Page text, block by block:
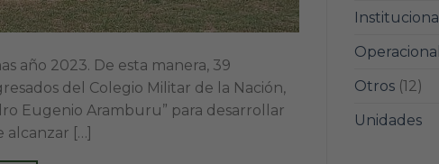
año 2023. De esta manera, 39
del Colegio Militar de la Nación,
Eugenio Aramburu” para desarrollar
alcanzar […]
Institucional
Operacional
Otros(12)
Unidades